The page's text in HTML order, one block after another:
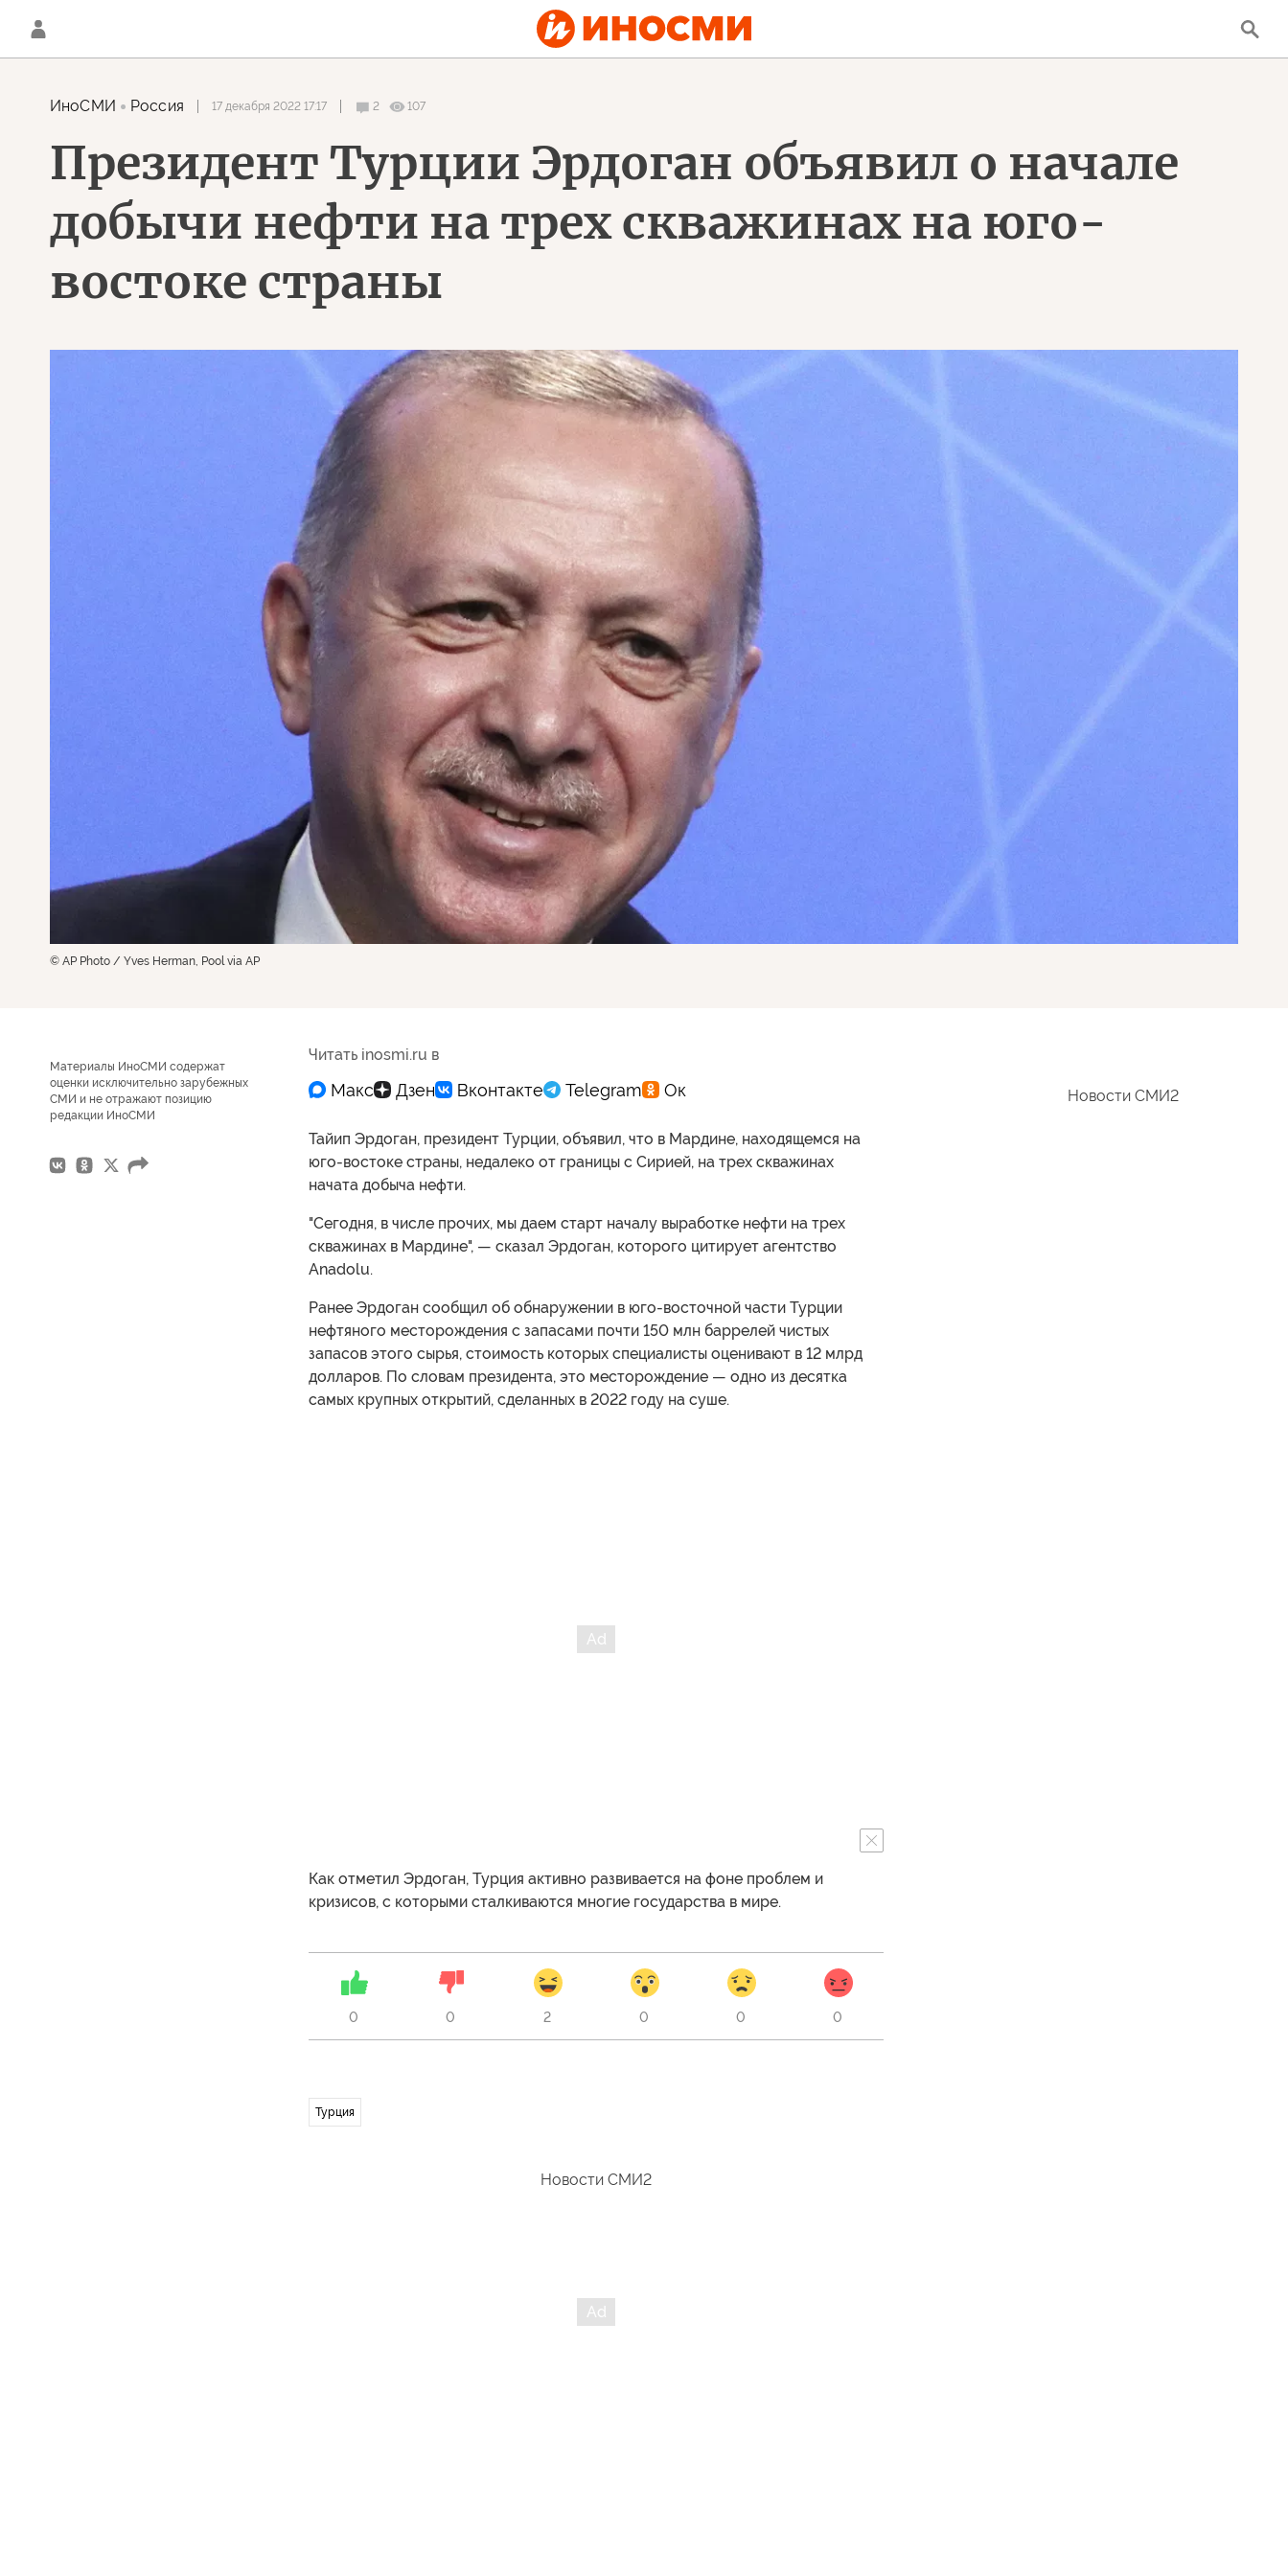
ИноСМИ Россия 17 декабря 2022 17:17 2 107
Президент Турции Эрдоган объявил о начале
добычи нефти на трех скважинах на юго-
востоке страны
© AP Photo / Yves Herman, Pool via AP
Материалы ИноСМИ содержат
оценки исключительно зарубежных
СМИ и не отражают позицию
редакции ИноСМИ
Читать inosmi.ru в
Тайип Эрдоган, президент Турции, объявил, что в Мардине, находящемся на
юго-востоке страны, недалеко от границы с Сирией, на трех скважинах
начата добыча нефти.
"Сегодня, в числе прочих, мы даем старт началу выработке нефти на трех
скважинах в Мардине", — сказал Эрдоган, которого цитирует агентство
Anadolu.
Ранее Эрдоган сообщил об обнаружении в юго-восточной части Турции
нефтяного месторождения с запасами почти 150 млн баррелей чистых
запасов этого сырья, стоимость которых специалисты оценивают в 12 млрд
долларов. По словам президента, это месторождение — одно из десятка
самых крупных открытий, сделанных в 2022 году на суше.
Как отметил Эрдоган, Турция активно развивается на фоне проблем и
кризисов, с которыми сталкиваются многие государства в мире.
0 0 2 0 0 0
Турция
Новости СМИ2
Новости СМИ2